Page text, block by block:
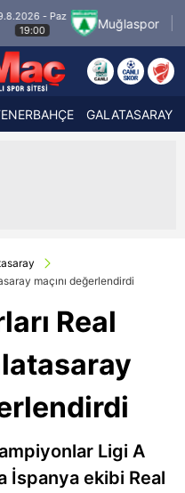
Vanspor
9.8.2026
21:30
GALATASARAY
maçını değerlendirdi
Real
Ligi A
İspanya ekibi Real